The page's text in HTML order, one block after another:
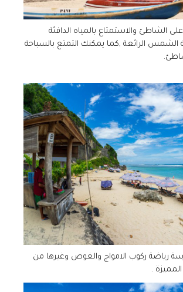
الشاطئ والاستمتاع بالمياه الدافئة
الرائعة ,كما يمكنك التمتع بالسباحة
رياضة ركوب الامواج والغوص وغيرها من
المميزة .